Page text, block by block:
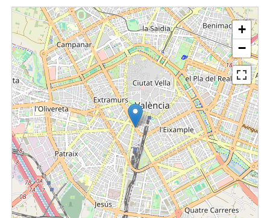
+
−